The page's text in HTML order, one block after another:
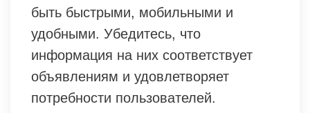
быть быстрыми, мобильными и
удобными. Убедитесь, что
информация на них соответствует
объявлениям и удовлетворяет
потребности пользователей.